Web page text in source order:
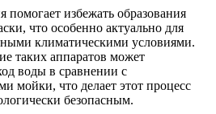
избежать образования
что особенно актуально для
климатическими условиями.
таких аппаратов может
воды в сравнении с
мойки, что делает этот процесс
безопасным.